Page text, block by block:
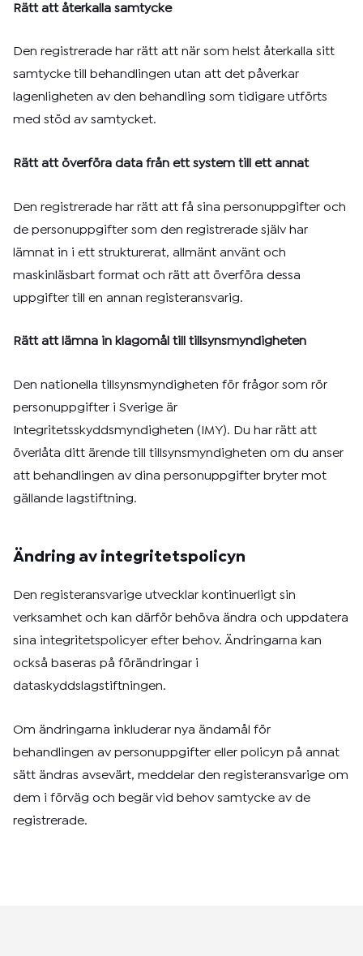
Rätt att återkalla samtycke
Den registrerade har rätt att när som helst återkalla sitt
samtycke till behandlingen utan att det påverkar
lagenligheten av den behandling som tidigare utförts
med stöd av samtycket.
Rätt att överföra data från ett system till ett annat
Den registrerade har rätt att få sina personuppgifter och
de personuppgifter som den registrerade själv har
lämnat in i ett strukturerat, allmänt använt och
maskinläsbart format och rätt att överföra dessa
uppgifter till en annan registeransvarig.
Rätt att lämna in klagomål till tillsynsmyndigheten
Den nationella tillsynsmyndigheten för frågor som rör
personuppgifter i Sverige är
Integritetsskyddsmyndigheten (IMY). Du har rätt att
överlåta ditt ärende till tillsynsmyndigheten om du anser
att behandlingen av dina personuppgifter bryter mot
gällande lagstiftning.
Ändring av integritetspolicyn
Den registeransvarige utvecklar kontinuerligt sin
verksamhet och kan därför behöva ändra och uppdatera
sina integritetspolicyer efter behov. Ändringarna kan
också baseras på förändringar i
dataskyddslagstiftningen.
Om ändringarna inkluderar nya ändamål för
behandlingen av personuppgifter eller policyn på annat
sätt ändras avsevärt, meddelar den registeransvarige om
dem i förväg och begär vid behov samtycke av de
registrerade.